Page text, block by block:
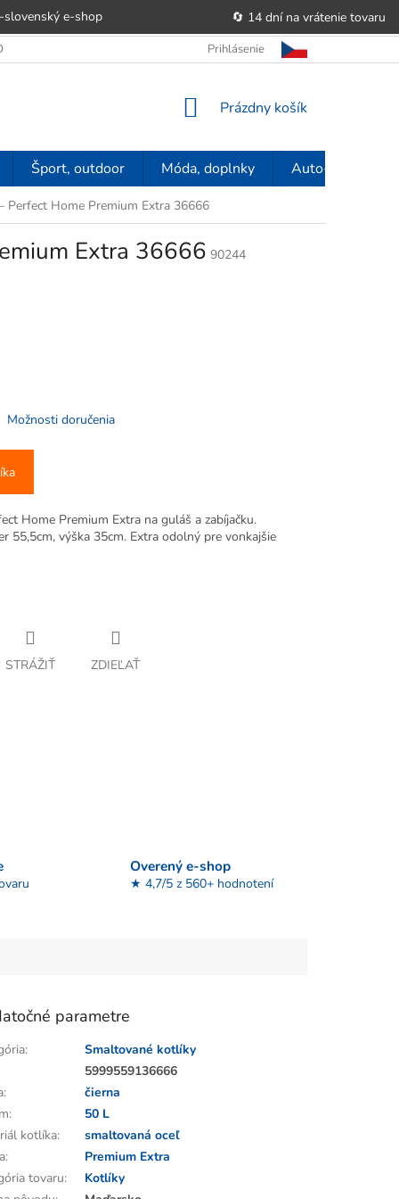
slovenský e‑shop
🔄 14 dní na vrátenie tovaru
OBCHODNÉ PODMIENKY POUČENIE O PRÁVE
Prihlásenie
NÁKUPNÝ
Prázdny košík
Šport, outdoor Móda, doplnky Auto-moto
Perfect Home Premium Extra 36666
Extra 36666 90244
Možnosti doručenia
Home Premium Extra na guláš a zabíjačku.
55,5cm, výška 35cm. Extra odolný pre vonkajšie
STRÁŽIŤ ZDIEĽAŤ
Overený e-shop
★ 4,7/5 z 560+ hodnotení
parametre
:
Smaltované kotlíky
5999559136666
:
čierna
:
50 L
kotlíka:
smaltovaná oceľ
:
Premium Extra
tovaru:
Kotlíky